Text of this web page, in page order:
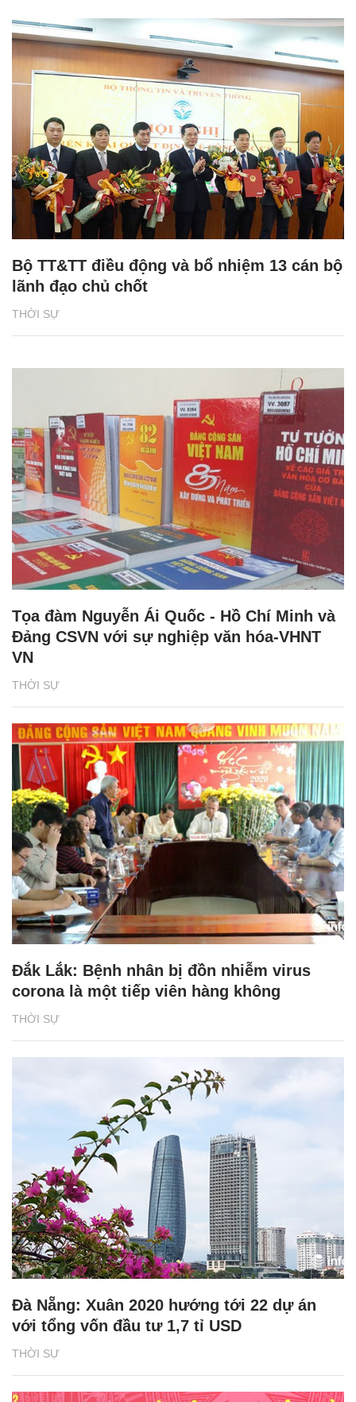
THỜI SỰ
Bộ TT&TT điều động và bổ nhiệm 13 cán bộ
lãnh đạo chủ chốt
THỜI SỰ
Tọa đàm Nguyễn Ái Quốc - Hồ Chí Minh và
Đảng CSVN với sự nghiệp văn hóa-VHNT
VN
THỜI SỰ
Đắk Lắk: Bệnh nhân bị đồn nhiễm virus
corona là một tiếp viên hàng không
THỜI SỰ
Đà Nẵng: Xuân 2020 hướng tới 22 dự án
với tổng vốn đầu tư 1,7 tỉ USD